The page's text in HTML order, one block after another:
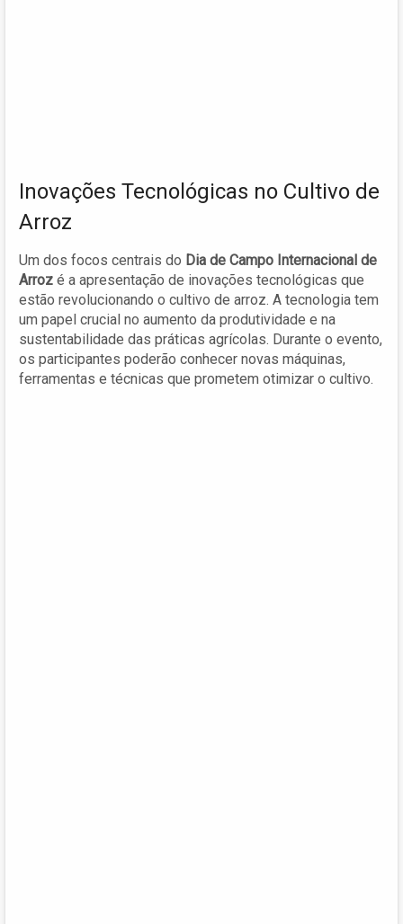
Inovações Tecnológicas no Cultivo de
Arroz
Um dos focos centrais do Dia de Campo Internacional de
Arroz é a apresentação de inovações tecnológicas que
estão revolucionando o cultivo de arroz. A tecnologia tem
um papel crucial no aumento da produtividade e na
sustentabilidade das práticas agrícolas. Durante o evento,
os participantes poderão conhecer novas máquinas,
ferramentas e técnicas que prometem otimizar o cultivo.